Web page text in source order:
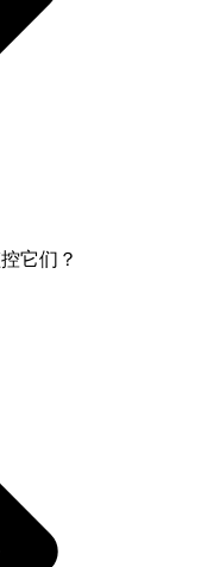
它们？